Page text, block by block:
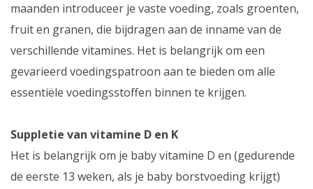
maanden introduceer je vaste voeding, zoals groenten,
fruit en granen, die bijdragen aan de inname van de
verschillende vitamines. Het is belangrijk om een
gevarieerd voedingspatroon aan te bieden om alle
essentiële voedingsstoffen binnen te krijgen.
Suppletie van vitamine D en K
Het is belangrijk om je baby vitamine D en (gedurende
de eerste 13 weken, als je baby borstvoeding krijgt)